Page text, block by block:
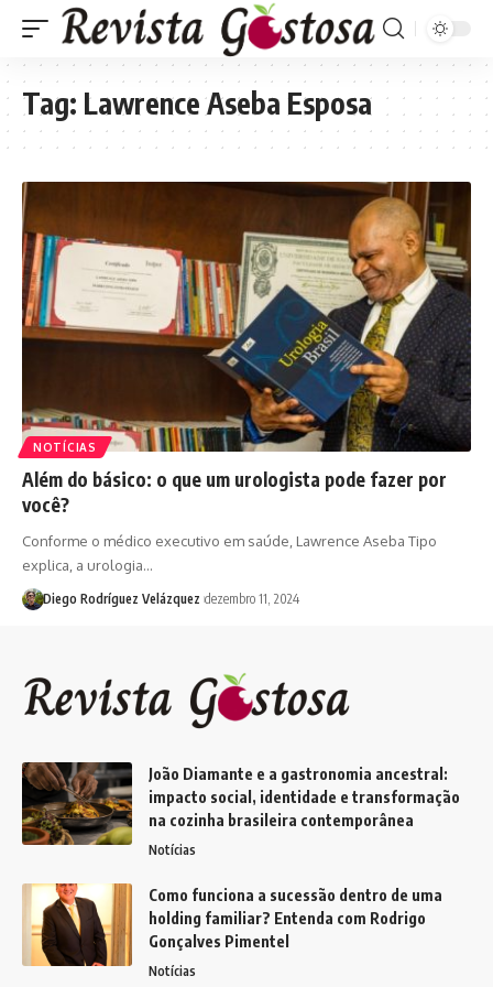
Tag: Lawrence Aseba Esposa
NOTÍCIAS
Além do básico: o que um urologista pode fazer por
você?
Conforme o médico executivo em saúde, Lawrence Aseba Tipo
explica, a urologia…
Diego Rodríguez Velázquez dezembro 11, 2024
João Diamante e a gastronomia ancestral:
impacto social, identidade e transformação
na cozinha brasileira contemporânea
Notícias
Como funciona a sucessão dentro de uma
holding familiar? Entenda com Rodrigo
Gonçalves Pimentel
Notícias